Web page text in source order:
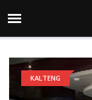
KALTENG